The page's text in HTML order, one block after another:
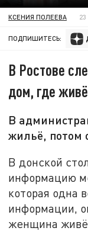
КСЕНИЯ ПОЛЕЕВА
ПОДПИШИТЕСЬ:
В Ростове
дом, где
В
жильё, потом
В донской
информацию
которая одна
информации,
женщина